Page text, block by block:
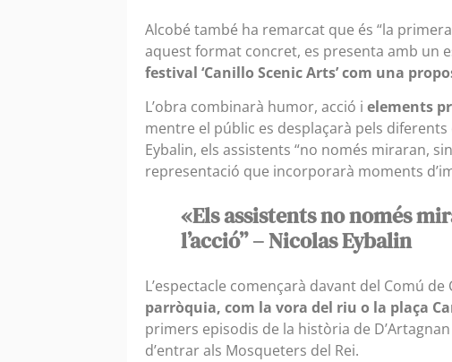
Alcobé també ha remarcat que és “la
aquest format concret, es presenta amb un
festival ‘Canillo Scenic Arts’ com una
L’obra combinarà humor, acció i elements
mentre el públic es desplaçarà pels diferents
Eybalin, els assistents “no només miraran,
representació que incorporarà moments
«Els assistents no només
l’acció” – Nicolas Eybalin
L’espectacle començarà davant del Comú
parròquia, com la vora del riu o la plaça
primers episodis de la història de
d’entrar als Mosqueters del Rei.